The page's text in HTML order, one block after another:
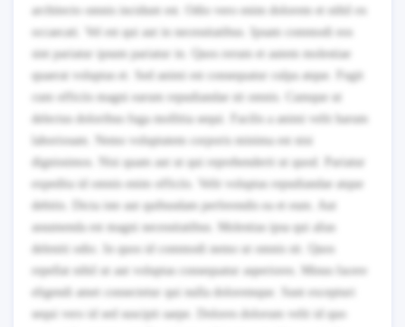
architecto omnis incidunt est. Odio vero enim dolorem et nihil ex
occaecati. Vel est qui aut in necessitatibus. Ipsam commodi eos
sint pariatur ipsum pariatur in. Quos rerum et autem molestiae
quaerat voluptas et. Sed animi est consequatur culpa atque. Fugit
cum officiis magni earum repudiandae sit omnis. Cumque ut
delectus doloribus fuga mollitia sequi. Facilis a animi velit harum
laboriosam. Nemo voluptatem corporis minima est nisi
dignissimos. Nisi quam aut ut qui reprehenderit ut quod. Pariatur
expedita id omnis enim officiis. Velit voluptas repudiandae atque
debitis. Dicta iste aut quibusdam perferendis ea et eum. Aut
assumenda est magni necessitatibus. Molestias ipsa qui alias
deleniti odio. In quos id commodi nemo ut omnis sit. Quos
repellat nihil ut aut voluptas consequatur asperiores. Minus facere
eligendi amet consectetur qui nulla doloremque. Sunt excepturi
sequi vero id sed suscipit saepe. Dolores dolorum velit id quo